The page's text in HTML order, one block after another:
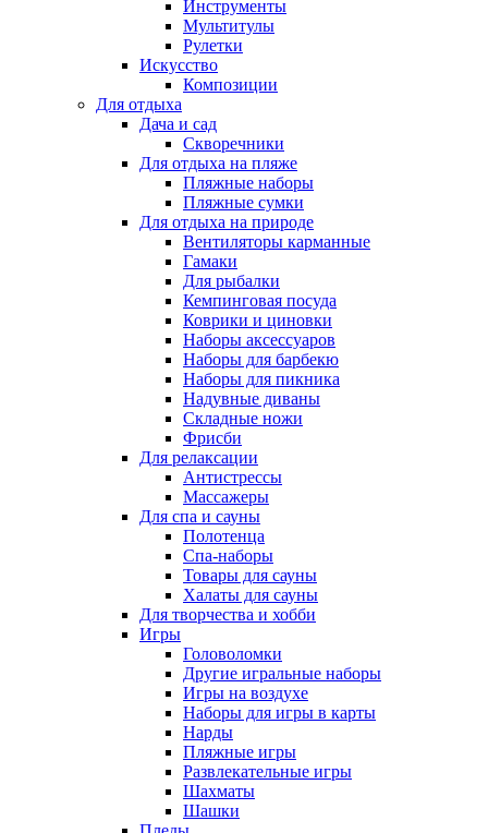
Инструменты
Мультитулы
Рулетки
Искусство
Композиции
Для отдыха
Дача и сад
Скворечники
Для отдыха на пляже
Пляжные наборы
Пляжные сумки
Для отдыха на природе
Вентиляторы карманные
Гамаки
Для рыбалки
Кемпинговая посуда
Коврики и циновки
Наборы аксессуаров
Наборы для барбекю
Наборы для пикника
Надувные диваны
Складные ножи
Фрисби
Для релаксации
Антистрессы
Массажеры
Для спа и сауны
Полотенца
Спа-наборы
Товары для сауны
Халаты для сауны
Для творчества и хобби
Игры
Головоломки
Другие игральные наборы
Игры на воздухе
Наборы для игры в карты
Нарды
Пляжные игры
Развлекательные игры
Шахматы
Шашки